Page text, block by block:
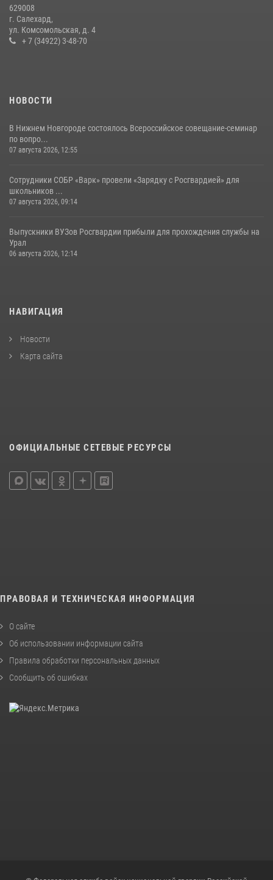
20 июля 2026, 09:03
629008
г. Салехард,
ул. Комсомольская, д. 4
+ 7 (34922) 3-48-70
НОВОСТИ
В Нижнем Новгороде состоялось Всероссийское совещание-семинар
по вопро...
07 августа 2026, 12:55
Сотрудники СОБР «Варк» провели «Зарядку с Росгвардией» для
школьников ...
07 августа 2026, 09:14
Выпускники ВУЗов Росгвардии прибыли для прохождения службы на
Урал
06 августа 2026, 12:14
НАВИГАЦИЯ
Новости
Карта сайта
ОФИЦИАЛЬНЫЕ СЕТЕВЫЕ РЕСУРСЫ
ПРАВОВАЯ И ТЕХНИЧЕСКАЯ ИНФОРМАЦИЯ
О сайте
Об использовании информации сайта
Правила обработки персональных данных
Сообщить об ошибках